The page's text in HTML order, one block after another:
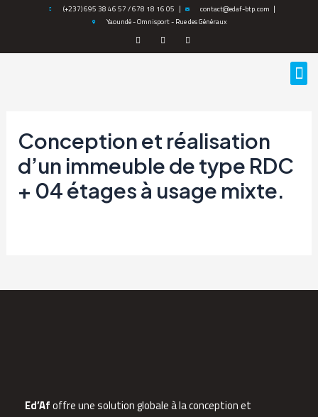
contenu
(+237) 695 38 46 57 / 678 18 16 05
contact@edaf-btp.com
Yaoundé - Omnisport - Rue des Généraux
Conception et réalisation
d’un immeuble de type RDC
+ 04 étages à usage mixte.
Ed’Afoffre une solution globale à la conception et